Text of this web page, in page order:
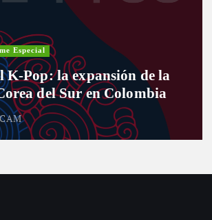
Cultura
Política Reportaje
y violencia de género: el
mujeres para el nuevo
CAM